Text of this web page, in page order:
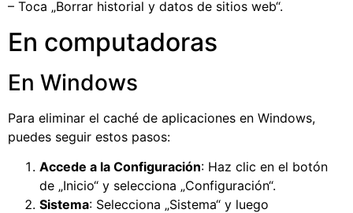
– Toca „Borrar historial y datos de sitios web“.
En computadoras
En Windows
Para eliminar el caché de aplicaciones en Windows,
puedes seguir estos pasos:
Accede a la Configuración: Haz clic en el botón
de „Inicio“ y selecciona „Configuración“.
Sistema: Selecciona „Sistema“ y luego